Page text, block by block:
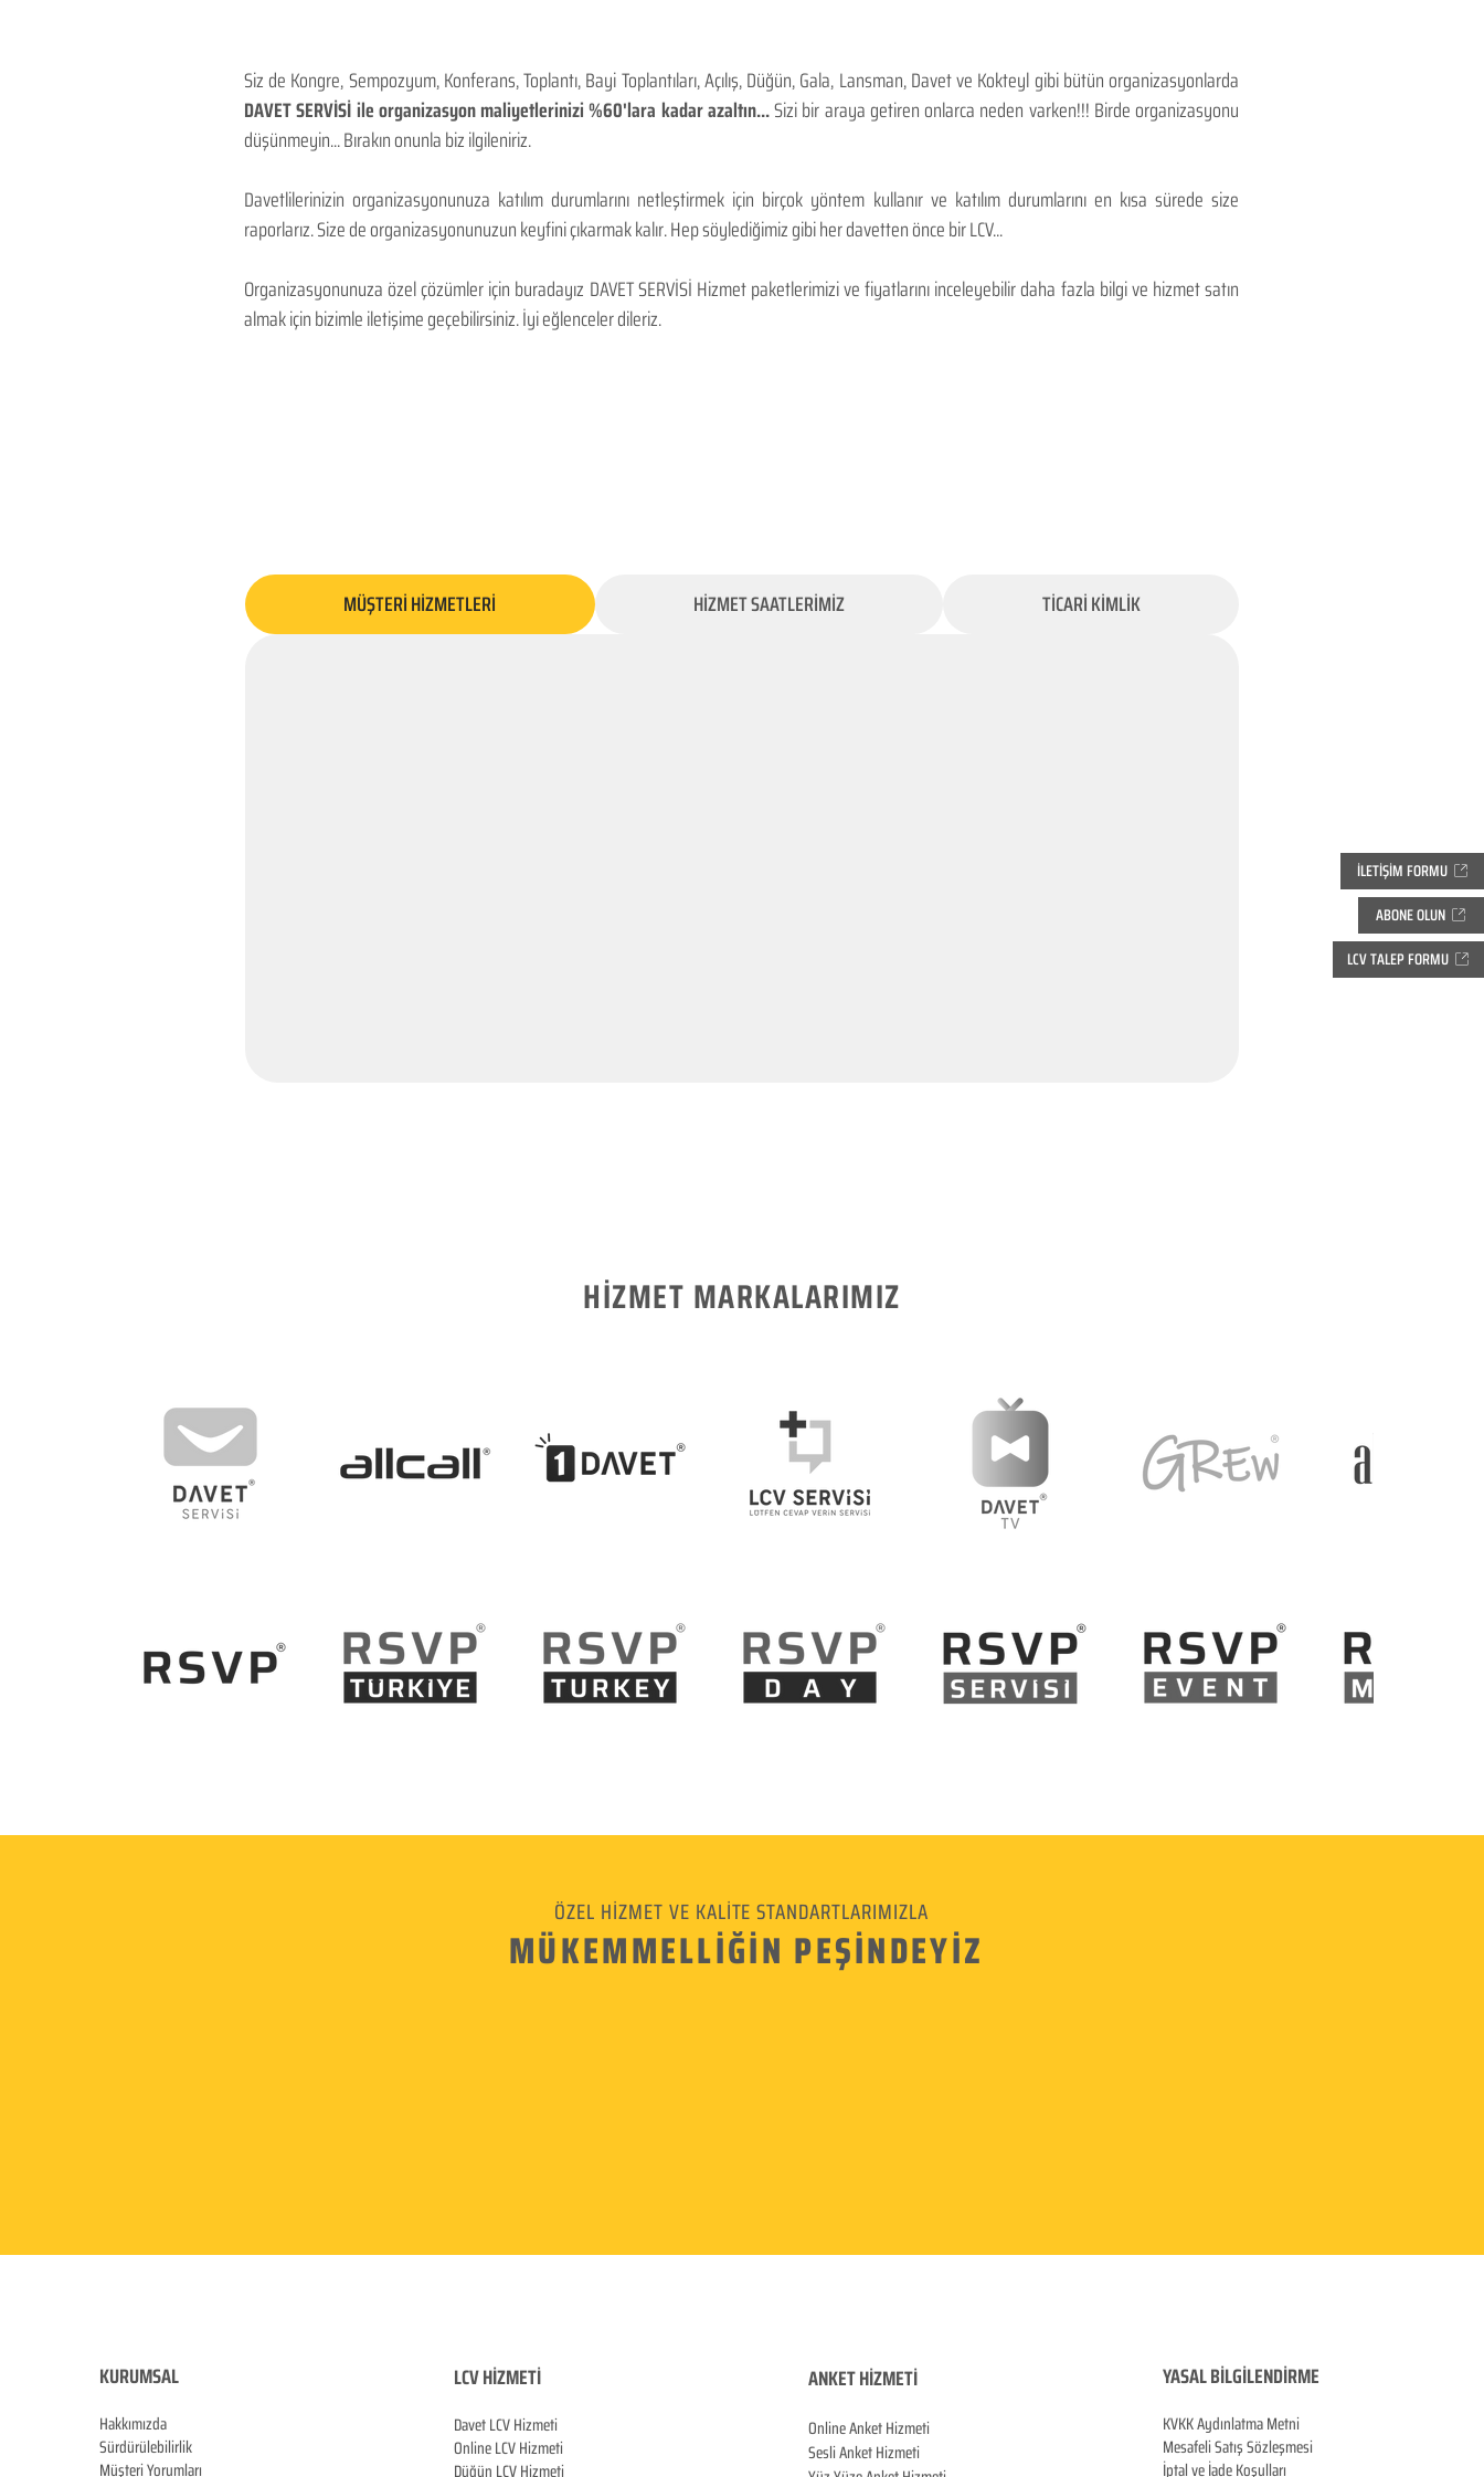
ABONE OLUN
LCV TALEP FORMU
İLETİŞİM FORMU
Siz de Kongre, Sempozyum, Konferans, Toplantı, Bayi Toplantıları, Açılış, Düğün, Gala, Lansman, Davet ve Kokteyl gibi bütün organizasyonlarda
DAVET SERVİSİ ile organizasyon maliyetlerinizi %60'lara kadar azaltın...Sizi bir araya getiren onlarca neden varken!!! Birde organizasyonu
düşünmeyin... Bırakın onunla biz ilgileniriz.
Davetlilerinizin organizasyonunuza katılım durumlarını netleştirmek için birçok yöntem kullanır ve katılım durumlarını en kısa sürede size
raporlarız. Size de organizasyonunuzun keyfini çıkarmak kalır. Hep söylediğimiz gibi her davetten önce bir LCV...
Organizasyonunuza özel çözümler için buradayız DAVET SERVİSİ Hizmet paketlerimizi ve fiyatlarını inceleyebilir daha fazla bilgi ve hizmet satın
almak için bizimle iletişime geçebilirsiniz. İyi eğlenceler dileriz.
MÜŞTERİ HİZMETLERİ HİZMET SAATLERİMİZ TİCARİ KİMLİK
HİZMET MARKALARIMIZ
ÖZEL HİZMET VE KALİTE STANDARTLARIMIZLA
MÜKEMMELLİĞİN PEŞİNDEYİZ
KURUMSAL
Hakkımızda
Sürdürülebilirlik
Müşteri Yorumları
LCV HİZMETİ
Davet LCV Hizmeti
Online LCV Hizmeti
ANKET HİZMETİ
Online Anket Hizmeti
Sesli Anket Hizmeti
YASAL BİLGİLENDİRME
KVKK AydınlatmaMetni
Mesafeli Satış Sözleşmesi
İptal ve İade Koşulları